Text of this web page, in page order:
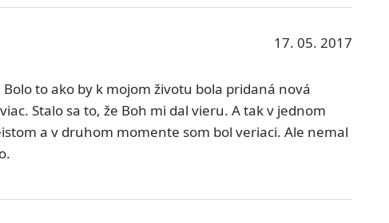
17. 05. 2017
to ako by k mojom životu bola pridaná nová
Stalo sa to, že Boh mi dal vieru. A tak v jednom
a v druhom momente som bol veriaci. Ale nemal